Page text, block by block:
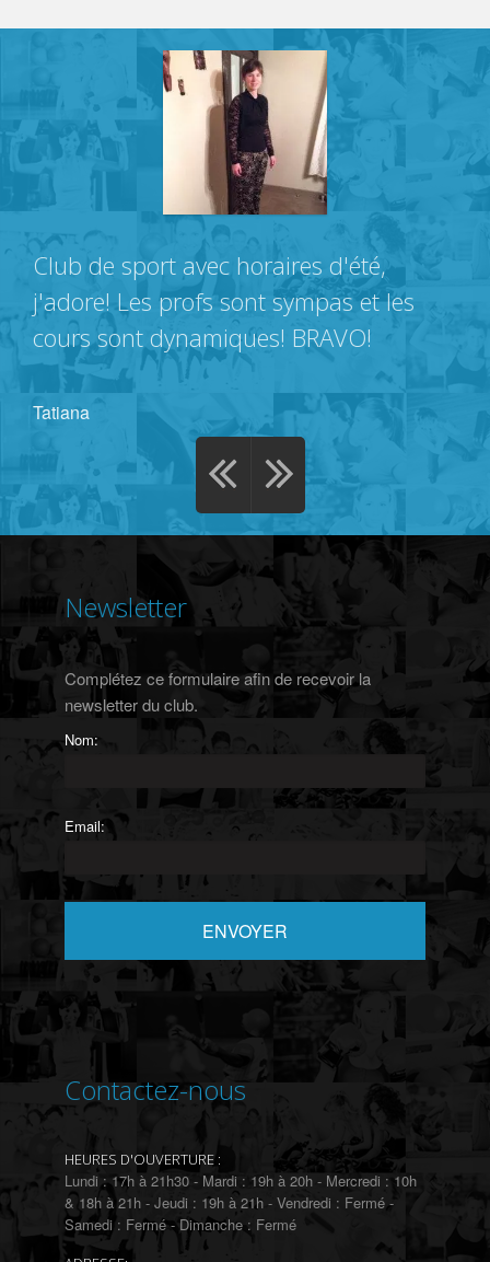
Club de sport avec horaires d'été,
j'adore! Les profs sont sympas et les
cours sont dynamiques! BRAVO!
Tatiana
Newsletter
Complétez ce formulaire afin de recevoir la
newsletter du club.
Nom:
Email:
Contactez-nous
HEURES D'OUVERTURE :
Lundi : 17h à 21h30 - Mardi : 19h à 20h - Mercredi : 10h
& 18h à 21h - Jeudi : 19h à 21h - Vendredi : Fermé -
Samedi : Fermé - Dimanche : Fermé